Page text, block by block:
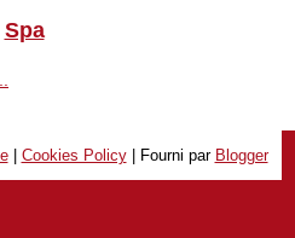
Spa
| Cookies Policy| Fourni par Blogger